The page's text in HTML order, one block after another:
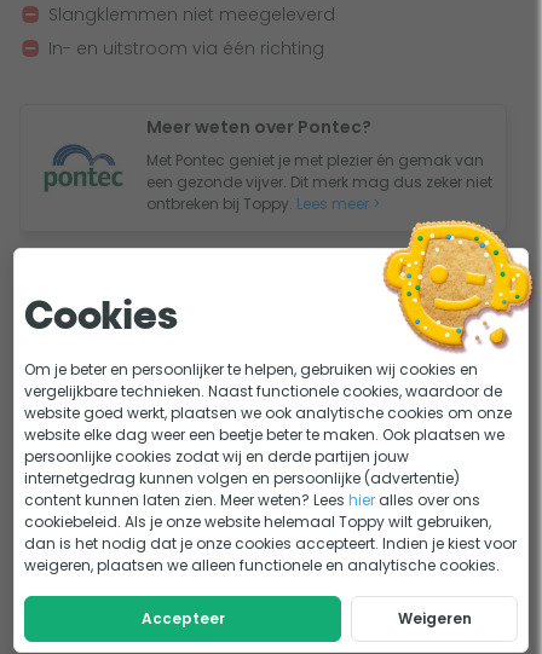
en voor het vijverfilter. Het is te gebruiken in combinatie
met verschillende vijverfillters. Door de getrapte slangtule
20, 25, 32 of 40 mm.
Slangklemmen niet meegeleverd
In- en uitstroom via één richting
Meer weten over Pontec?
Met Pontec geniet je met plezier én gemak van
een gezonde vijver. Dit merk mag dus zeker niet
ontbreken bij Toppy. Lees meer >
Belangrijkste specificaties
Maximale
doorstroming
3500 liter/uur
Regenwaterbestendig
Voorzien van
Controlevenster
Max. vijverinhoud
Vijvers tot 18.000 liter
Max. vijverinhoud
Visvijvers tot 9000 liter
Bekijk alle specificaties
Cookies
Om je beter en persoonlijker te helpen, gebruiken wij cookies en
vergelijkbare technieken. Naast functionele cookies, waardoor de
website goed werkt, plaatsen we ook analytische cookies om onze
website elke dag weer een beetje beter te maken. Ook plaatsen we
persoonlijke cookies zodat wij en derde partijen jouw
internetgedrag kunnen volgen en persoonlijke (advertentie)
content kunnen laten zien. Meer weten? Leeshier alles over ons
cookiebeleid. Als je onze website helemaal Toppy wilt gebruiken,
dan is het nodig dat je onze cookies accepteert. Indien je kiest voor
weigeren, plaatsen we alleen functionele en analytische cookies.
Accepteer Weigeren